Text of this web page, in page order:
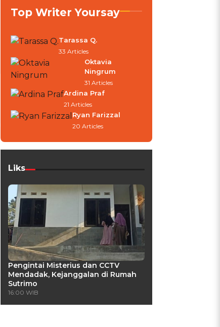
Top Writer Yoursay
Tarassa Q.
33 Articles
Oktavia
Ningrum
31 Articles
Ardina Praf
21 Articles
Ryan Farizzal
20 Articles
Liks
Pengintai Misterius dan CCTV
Mendadak, Kejanggalan di Rumah
Sutrimo
16:00 WIB